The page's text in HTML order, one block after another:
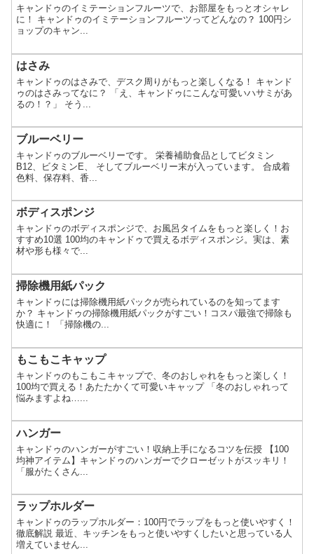
キャンドゥのイミテーションフルーツで、お部屋をもっとオシャレ
に！ キャンドゥのイミテーションフルーツってどんなの？ 100円シ
ョップのキャン...
はさみ
キャンドゥのはさみで、デスク周りがもっと楽しくなる！ キャンド
ゥのはさみってなに？ 「え、キャンドゥにこんな可愛いハサミがあ
るの！？」 そう...
ブルーベリー
キャンドゥのブルーベリーです。 栄養補助食品としてビタミン
B12、ビタミンE、 そしてブルーベリー末が入っています。 合成着
色料、保存料、香...
ボディスポンジ
キャンドゥのボディスポンジで、お風呂タイムをもっと楽しく！お
すすめ10選 100均のキャンドゥで買えるボディスポンジ。実は、素
材や形も様々で...
掃除機用紙パック
キャンドゥには掃除機用紙パックが売られているのを知ってます
か？ キャンドゥの掃除機用紙パックがすごい！コスパ最強で掃除も
快適に！ 「掃除機の...
もこもこキャップ
キャンドゥのもこもこキャップで、冬のおしゃれをもっと楽しく！
100均で買える！あたたかくて可愛いキャップ 「冬のおしゃれって
悩みますよね…...
ハンガー
キャンドゥのハンガーがすごい！収納上手になるコツを伝授 【100
均神アイテム】キャンドゥのハンガーでクローゼットがスッキリ！
「服がたくさん...
ラップホルダー
キャンドゥのラップホルダー：100円でラップをもっと使いやすく！
徹底解説 最近、キッチンをもっと使いやすくしたいと思っている人
増えていません...